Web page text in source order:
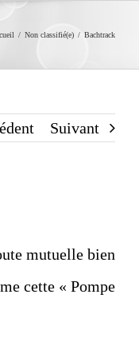
/ Non classifié(e) / Bachtrack
Suivant
mutuelle bien
cette « Pompe